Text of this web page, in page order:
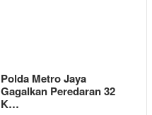
Polda Metro Jaya
Gagalkan Peredaran 32
K…